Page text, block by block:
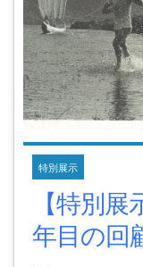
特別展示
【特別
年目の回